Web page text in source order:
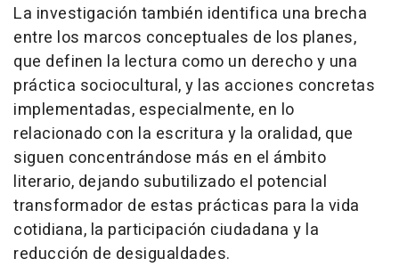
La investigación también identifica una brecha
entre los marcos conceptuales de los planes,
que definen la lectura como un derecho y una
práctica sociocultural, y las acciones concretas
implementadas, especialmente, en lo
relacionado con la escritura y la oralidad, que
siguen concentrándose más en el ámbito
literario, dejando subutilizado el potencial
transformador de estas prácticas para la vida
cotidiana, la participación ciudadana y la
reducción de desigualdades.